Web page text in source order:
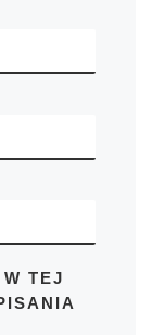
TEJ